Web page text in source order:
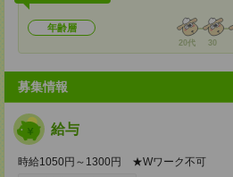
年齢層
20代 30
募集情報
給与
時給1050円～1300円 ★Wワーク不可